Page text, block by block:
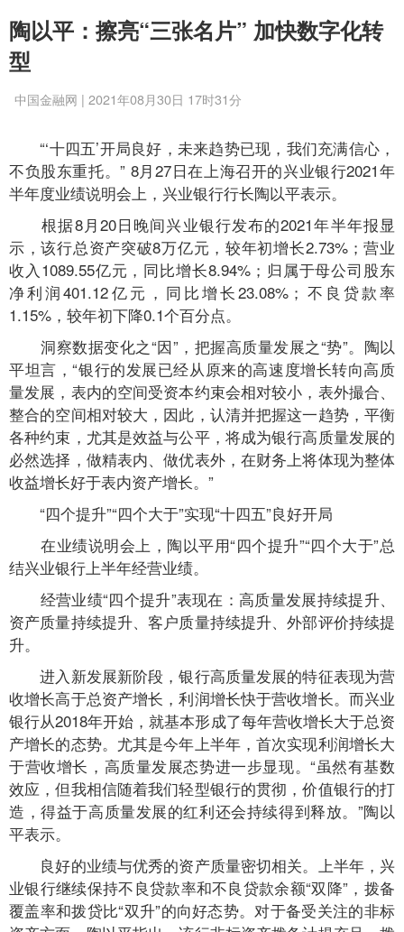
陶以平：擦亮“三张名片” 加快数字化转
型
中国金融网 | 2021年08月30日 17时31分
“‘十四五’开局良好，未来趋势已现，我们充满信心，
不负股东重托。” 8月27日在上海召开的兴业银行2021年
半年度业绩说明会上，兴业银行行长陶以平表示。
根据8月20日晚间兴业银行发布的2021年半年报显
示，该行总资产突破8万亿元，较年初增长2.73%；营业
收入1089.55亿元，同比增长8.94%；归属于母公司股东
净利润401.12亿元，同比增长23.08%；不良贷款率
1.15%，较年初下降0.1个百分点。
洞察数据变化之“因”，把握高质量发展之“势”。陶以
平坦言，“银行的发展已经从原来的高速度增长转向高质
量发展，表内的空间受资本约束会相对较小，表外撮合、
整合的空间相对较大，因此，认清并把握这一趋势，平衡
各种约束，尤其是效益与公平，将成为银行高质量发展的
必然选择，做精表内、做优表外，在财务上将体现为整体
收益增长好于表内资产增长。”
“四个提升”“四个大于”实现“十四五”良好开局
在业绩说明会上，陶以平用“四个提升”“四个大于”总
结兴业银行上半年经营业绩。
经营业绩“四个提升”表现在：高质量发展持续提升、
资产质量持续提升、客户质量持续提升、外部评价持续提
升。
进入新发展新阶段，银行高质量发展的特征表现为营
收增长高于总资产增长，利润增长快于营收增长。而兴业
银行从2018年开始，就基本形成了每年营收增长大于总资
产增长的态势。尤其是今年上半年，首次实现利润增长大
于营收增长，高质量发展态势进一步显现。“虽然有基数
效应，但我相信随着我们轻型银行的贯彻，价值银行的打
造，得益于高质量发展的红利还会持续得到释放。”陶以
平表示。
良好的业绩与优秀的资产质量密切相关。上半年，兴
业银行继续保持不良贷款率和不良贷款余额“双降”，拨备
覆盖率和拨贷比“双升”的向好态势。对于备受关注的非标